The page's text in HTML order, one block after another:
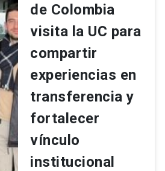
de Colombia
visita la UC para
compartir
experiencias en
transferencia y
fortalecer
vínculo
institucional